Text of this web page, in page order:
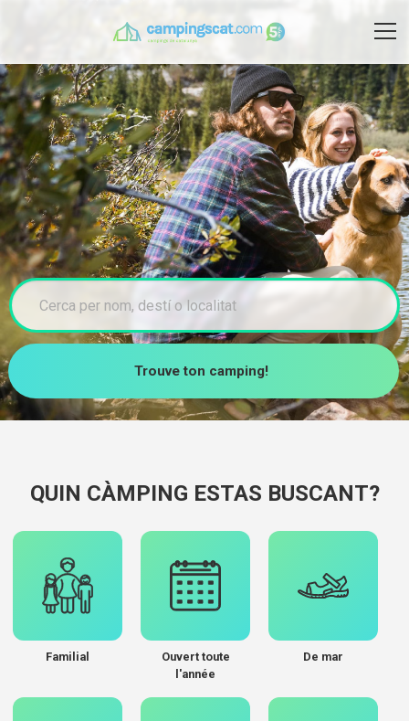
Trouve ton camping!
QUIN CÀMPING ESTAS BUSCANT?
Familial
Ouvert toute
l'année
De mar